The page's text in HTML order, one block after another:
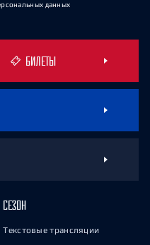
данных
БИЛЕТЫ
СЕЗОН
Текстовые трансляции